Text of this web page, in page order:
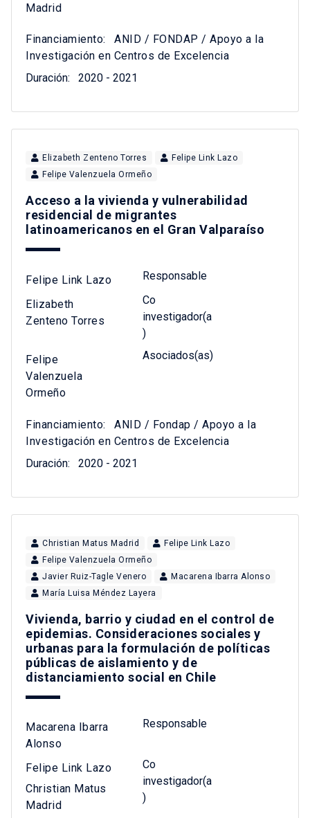
Madrid
Financiamiento:
ANID / FONDAP / Apoyo a la
Investigación en Centros de Excelencia
Duración:
2020 - 2021
Elizabeth Zenteno Torres
Felipe Link Lazo
Felipe Valenzuela Ormeño
Acceso a la vivienda y vulnerabilidad
residencial de migrantes
latinoamericanos en el Gran Valparaíso
Felipe Link Lazo Responsable
Elizabeth
Zenteno Torres
Co
investigador(a
)
Felipe
Valenzuela
Ormeño
Asociados(as)
Financiamiento:
ANID / Fondap / Apoyo a la
Investigación en Centros de Excelencia
Duración:
2020 - 2021
Christian Matus Madrid
Felipe Link Lazo
Felipe Valenzuela Ormeño
Javier Ruiz-Tagle Venero
Macarena Ibarra Alonso
María Luisa Méndez Layera
Vivienda, barrio y ciudad en el control de
epidemias. Consideraciones sociales y
urbanas para la formulación de políticas
públicas de aislamiento y de
distanciamiento social en Chile
Macarena Ibarra
Alonso
Responsable
Felipe Link Lazo
Christian Matus
Madrid
Co
investigador(a
)